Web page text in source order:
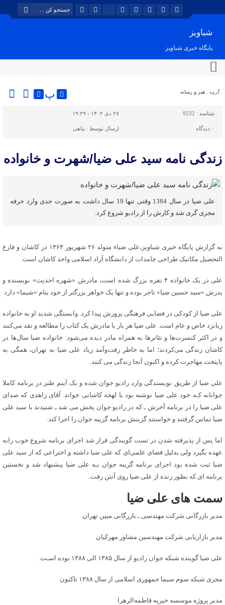
شباویز
پایگاه خبری شباویز
گروه : هنر و رسانه پ
شناسه : 9232 ۲۷ دی ۱۴۰۲ - ۱۹:۲۹
۰ دیدگاه ارسال توسط : پناهی
زندگی نامه سید علی ضیا/شهرت و خانواده
علی ضیا در سال 1384 وقتی تنها 19 سال داشت به صورت جدی وارد حرفه
مجری گری شد و کارش را از رادیو شروع کرد.
به گزارش پایگاه خبری شباویز،علی ضیاء متولد ۲۶ شهریور ۱۳۶۴ در کاشان و فارغ
التحصیل مکانیک طراحی جامدات از دانشگاه آزاد اسلامی واحد کاشان است.
علی در یک خانواده ۴ نفره بزرگ شده است، مادرش «شهره احدیث» نویسنده و
پدرش «سید حسین ضیا» تاجر بوده و تنها یک خواهر بزرگتر از خود بنام «شیما» دارد
علی ضیا از کودکی در فضایی فرهنگی پرورش پیدا کرد. وابستگی شدید او به خانواده
زبانزد خاص و عام است. علی ضیا هر بار با مادرش یک کتاب را مطالعه و نقد می‌کنند
و در اکثر کنسرت‌ها و تئاترها به همراه مادر دیده می‌شود. خانواده ضیا سال‌ها در
کاشان زندگی می‌کردند؛ اما به خاطر رفت‌وآمد زیاد علی ضیا به تهران، همگی به
پایتخت مهاجرت کرده و اکنون آنجا زندگی می کنند.
علی ضیا از طریق نویسندگی وارد رادیو جوان شده و یک آیتم طنز در برنامه کاملا
جوانانه کـه خود علی ضیا نوشته بود با لهجه کاشانی خواند. آقای زاهدی که صدای
علی ضیا را در برنامه آخرش ـ که در رادیو جوان پخش می ‌شد ـ شنیدند با سید علی
ضیا تماس گرفتند و خواستند گزینش برنامه گزینه جوان را اجرا کند.
اما پس از پذیرفته شدن در تست گویندگی قرار شد اجرای برنامه شروع خوب رابه
عهده بگیرد ولی بدلیل فضای علمی‌ای که علی ضیا داشته و اختراعی که از سید علی
ضیا ثبت شده بود اجرای برنامه گزینه جوان بـه علی ضیا پیشنهاد شد و نخستین
برنامه‌ ای که بطور زنده از علی ضیا روی آنتن رفت.
سمت‌ های علی ضیا
مدیر بازرگانی شرکت مهندسی ـ بازرگانی مبین تهران
مدیر بازاریابی شرکت مهندسین مشاور مهرکیان
علی ضیا گوینده شبکه جوان رادیو از سال ۱۳۸۵ الی ۱۳۸۸ بوده اسـت.
مجری شبکه سوم سیما جمهوری اسلامی از سال ۱۳۸۸ تاکنون
مدیر پروژه موسسه خیریه فاطمه‌­الزهرا